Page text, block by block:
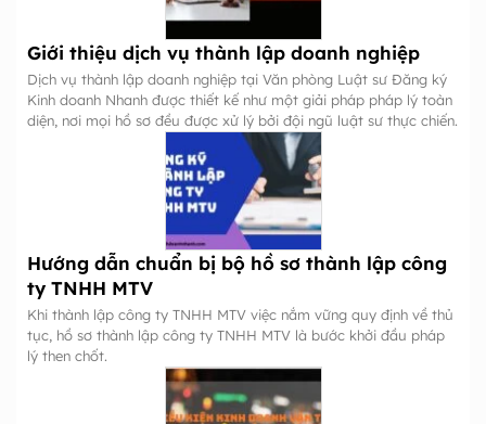
Giới thiệu dịch vụ thành lập doanh nghiệp
Dịch vụ thành lập doanh nghiệp tại Văn phòng Luật sư Đăng ký
Kinh doanh Nhanh được thiết kế như một giải pháp pháp lý toàn
diện, nơi mọi hồ sơ đều được xử lý bởi đội ngũ luật sư thực chiến.
Hướng dẫn chuẩn bị bộ hồ sơ thành lập công
ty TNHH MTV
Khi thành lập công ty TNHH MTV việc nắm vững quy định về thủ
tục, hồ sơ thành lập công ty TNHH MTV là bước khởi đầu pháp
lý then chốt.